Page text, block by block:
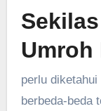
Umroh
perlu
berbeda-beda